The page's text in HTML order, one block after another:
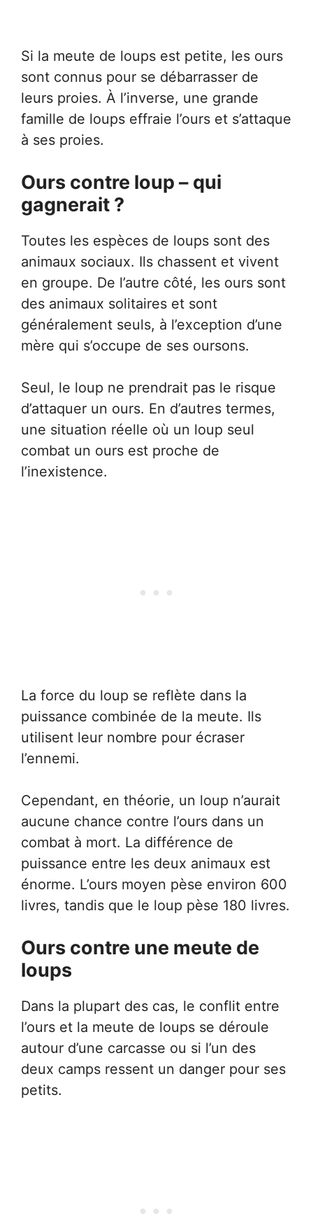
Si la meute de loups est petite, les ours
sont connus pour se débarrasser de
leurs proies. À l’inverse, une grande
famille de loups effraie l’ours et s’attaque
à ses proies.
Ours contre loup – qui
gagnerait ?
Toutes les espèces de loups sont des
animaux sociaux. Ils chassent et vivent
en groupe. De l’autre côté, les ours sont
des animaux solitaires et sont
généralement seuls, à l’exception d’une
mère qui s’occupe de ses oursons.
Seul, le loup ne prendrait pas le risque
d’attaquer un ours. En d’autres termes,
une situation réelle où un loup seul
combat un ours est proche de
l’inexistence.
La force du loup se reflète dans la
puissance combinée de la meute. Ils
utilisent leur nombre pour écraser
l’ennemi.
Cependant, en théorie, un loup n’aurait
aucune chance contre l’ours dans un
combat à mort. La différence de
puissance entre les deux animaux est
énorme. L’ours moyen pèse environ 600
livres, tandis que le loup pèse 180 livres.
Ours contre une meute de
loups
Dans la plupart des cas, le conflit entre
l’ours et la meute de loups se déroule
autour d’une carcasse ou si l’un des
deux camps ressent un danger pour ses
petits.